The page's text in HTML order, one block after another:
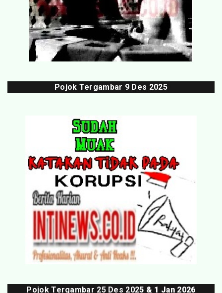
Pojok Tergambar 9 Des 2025
Pojok Tergambar 25 Des 2025 & 1 Jan 2026